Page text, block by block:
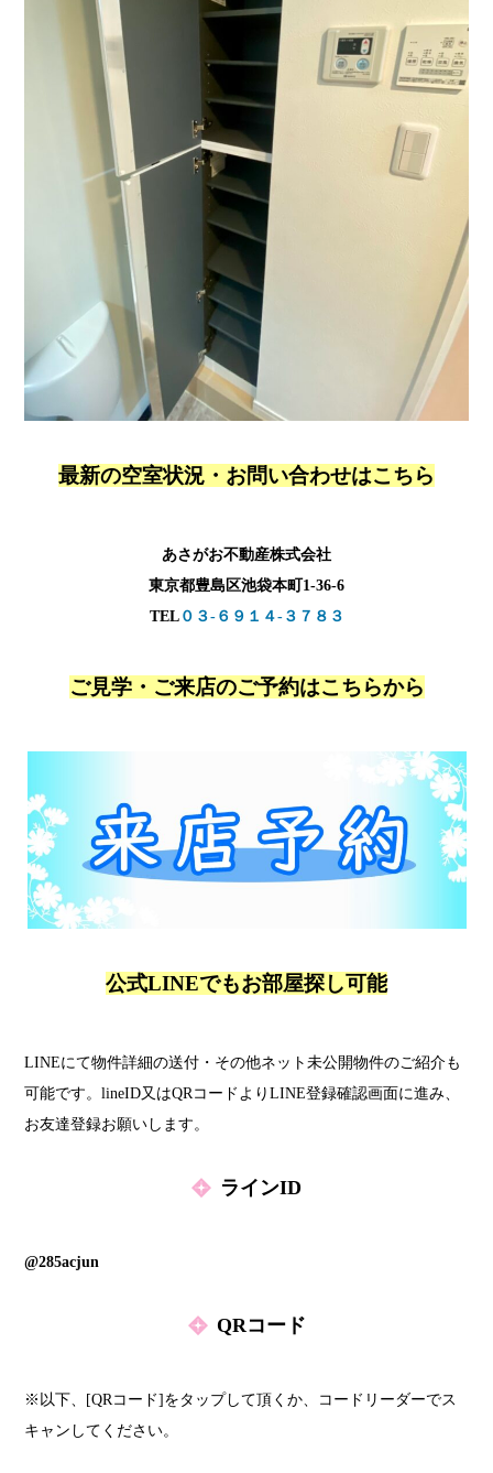
最新の空室状況・お問い合わせはこちら
あさがお不動産株式会社
東京都豊島区池袋本町1-36-6
TEL０３-６９１４-３７８３
ご見学・ご来店のご予約はこちらから
公式LINEでもお部屋探し可能
LINEにて物件詳細の送付・その他ネット未公開物件のご紹介も
可能です。lineID又はQRコードよりLINE登録確認画面に進み、
お友達登録お願いします。
ラインID
@285acjun
QRコード
※以下、[QRコード]をタップして頂くか、コードリーダーでス
キャンしてください。